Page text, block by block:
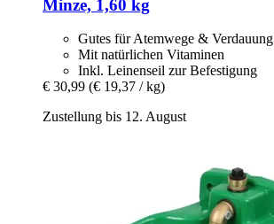
Minze, 1,60 kg
Gutes für Atemwege & Verdauung
Mit natürlichen Vitaminen
Inkl. Leinenseil zur Befestigung
€ 30,99 (€ 19,37 / kg)
Zustellung bis 12. August